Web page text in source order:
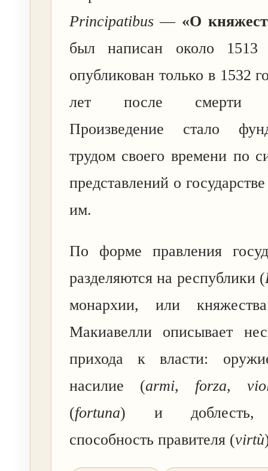
Principatibus— «О
был написан около 1513
опубликован только в 1532
лет после смерти
Произведение стало
трудом своего времени по
представлений о
им.
По форме правления
разделяются на республики (
монархии, или
Макиавелли описывает
прихода к власти:
насилие (armi, forza,
(fortuna) и доблесть,
способность правителя (virtù